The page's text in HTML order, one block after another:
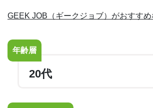
GEEK JOB（ギークジョブ）がおすすめ
年齢層
20代